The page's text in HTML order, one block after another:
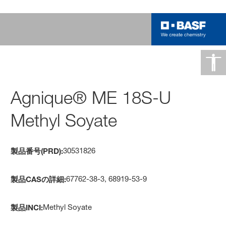
Agnique® ME 18S-U
Methyl Soyate
製品番号(PRD):30531826
製品CASの詳細:67762-38-3, 68919-53-9
製品INCI:Methyl Soyate